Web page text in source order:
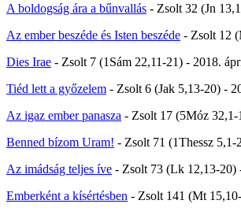
A boldogság ára a bűnvallás - Zsolt 32 (Jn
Az ember beszéde és Isten beszéde - Zsolt 12
Dies Irae - Zsolt 7 (1Sám 22,11-21) - 2018.
Tiéd lett a győzelem - Zsolt 6 (Jak 5,13-20) -
Az igaz ember panasza - Zsolt 17 (5Móz
Benned bízom Uram! - Zsolt 71 (1Thessz
Az imádság teljes íve - Zsolt 73 (Lk 12,13-20)
Emberként a kísértésben - Zsolt 141 (Mt